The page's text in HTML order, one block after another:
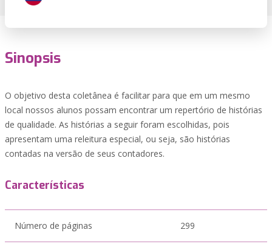
Sinopsis
O objetivo desta coletânea é facilitar para que em um mesmo
local nossos alunos possam encontrar um repertório de histórias
de qualidade. As histórias a seguir foram escolhidas, pois
apresentam uma releitura especial, ou seja, são histórias
contadas na versão de seus contadores.
Características
Número de páginas 299